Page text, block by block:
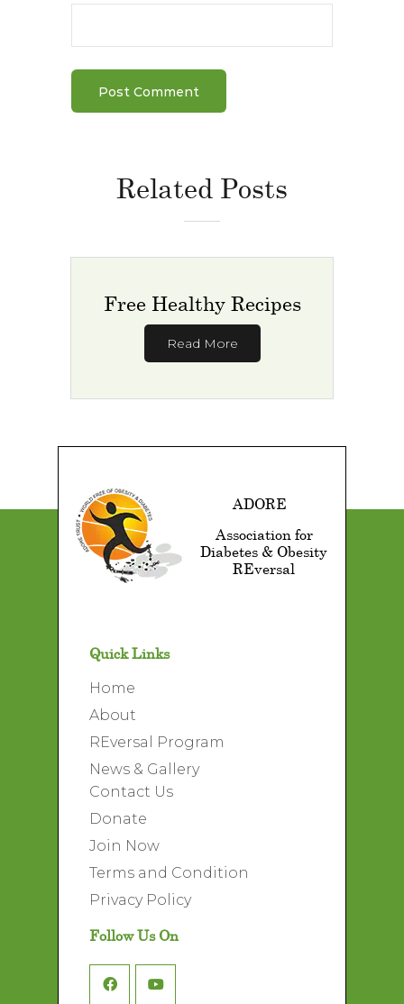
Related Posts
Free Healthy Recipes
Read More
ADORE
Association for
Diabetes & Obesity
REversal
Quick Links
Home
About
REversal Program
News & Gallery
Contact Us
Donate
Join Now
Terms and Condition
Privacy Policy
Follow Us On